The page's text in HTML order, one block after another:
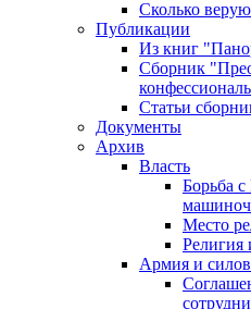
Сколько
Публикации
Из книг
Сборник
Статьи
Документы
Архив
Власть
Борьба
Место
Религия
Армия и